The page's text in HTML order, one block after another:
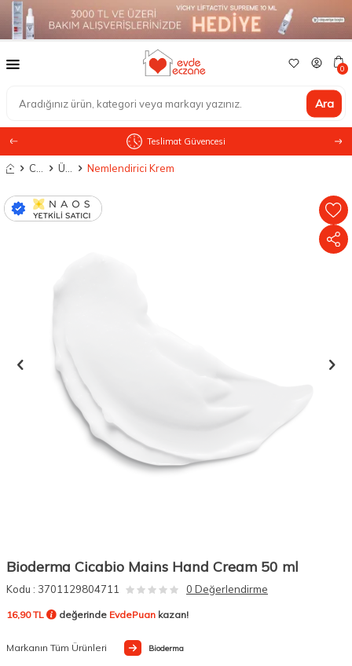
Ara
0
Teslimat Güvencesi
Anasayfa Nemlendirici Krem
Bioderma Cicabio Mains Hand Cream 50 ml
Kodu : 3701129804711 0 Değerlendirme
16,90 TL değerinde EvdePuan kazan!
Markanın Tüm Ürünleri Bioderma